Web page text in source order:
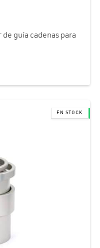
guía cadenas para